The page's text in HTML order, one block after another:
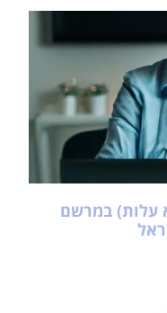
עלות) במרשם